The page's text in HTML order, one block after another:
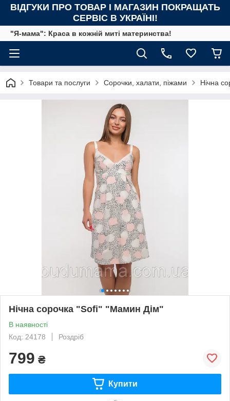
ВІДГУКИ ПРО ТОВАР І МАГАЗИН ПОКРАЩАТЬ
СЕРВІС В УКРАЇНІ!
"Я-мама": Краса в кожній миті материнства!
Товари та послуги Сорочки, халати, піжами Нічна
Нічна сорочка "Sofi" "Мамин Дім"
В наявності
Код: 24178
Роздріб
799 ₴
Купити